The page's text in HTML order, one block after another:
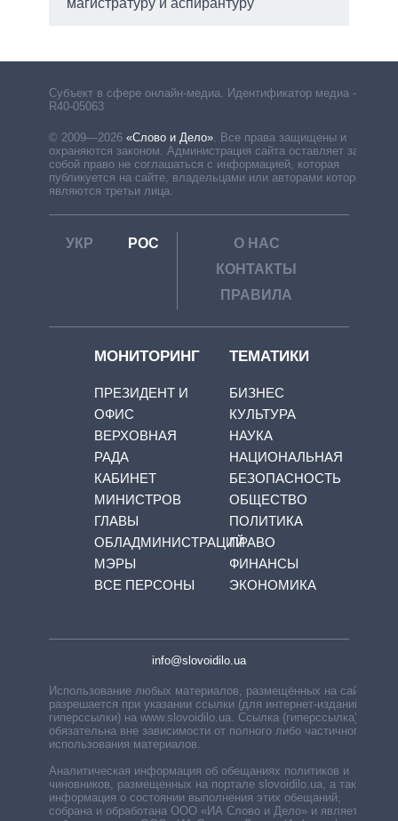
Субъект в сфере онлайн-медиа. Идентификатор медиа –
R40-05063
© 2009—2026 «Слово и Дело» Все права защищены и
охраняются законом. Администрация сайта оставляет за
собой право не соглашаться с информацией, которая
публикуется на сайте, владельцами или авторами которой
являются третьи лица.
УКР РОС
О НАС
КОНТАКТЫ
ПРАВИЛА
МОНИТОРИНГ
ПРЕЗИДЕНТ И
ОФИС
ВЕРХОВНАЯ
РАДА
КАБИНЕТ
МИНИСТРОВ
ГЛАВЫ
ОБЛАДМИНИСТРАЦИЙ
МЭРЫ
ВСЕ ПЕРСОНЫ
ТЕМАТИКИ
БИЗНЕС
КУЛЬТУРА
НАУКА
НАЦИОНАЛЬНАЯ
БЕЗОПАСНОСТЬ
ОБЩЕСТВО
ПОЛИТИКА
ПРАВО
ФИНАНСЫ
ЭКОНОМИКА
info@slovoidilo.ua
Использование любых материалов, размещённых на сайте,
разрешается при указании ссылки (для интернет-изданий —
гиперссылки) на www.slovoidilo.ua. Ссылка (гиперссылка)
обязательна вне зависимости от полного либо частичного
использования материалов.
Аналитическая информация об обещаниях политиков и
чиновников, размещенных на портале slovoidilo.ua, а также
информация о состоянии выполнения этих обещаний,
собрана и обработана ООО «ИА Слово и Дело» и является